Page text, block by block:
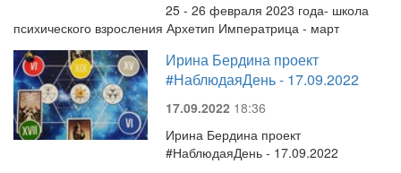
25 - 26 февраля 2023 года- школа
психического взросления Архетип Императрица - март
Ирина Бердина проект
#НаблюдаяДень - 17.09.2022
17.09.2022 18:36
Ирина Бердина проект
#НаблюдаяДень - 17.09.2022